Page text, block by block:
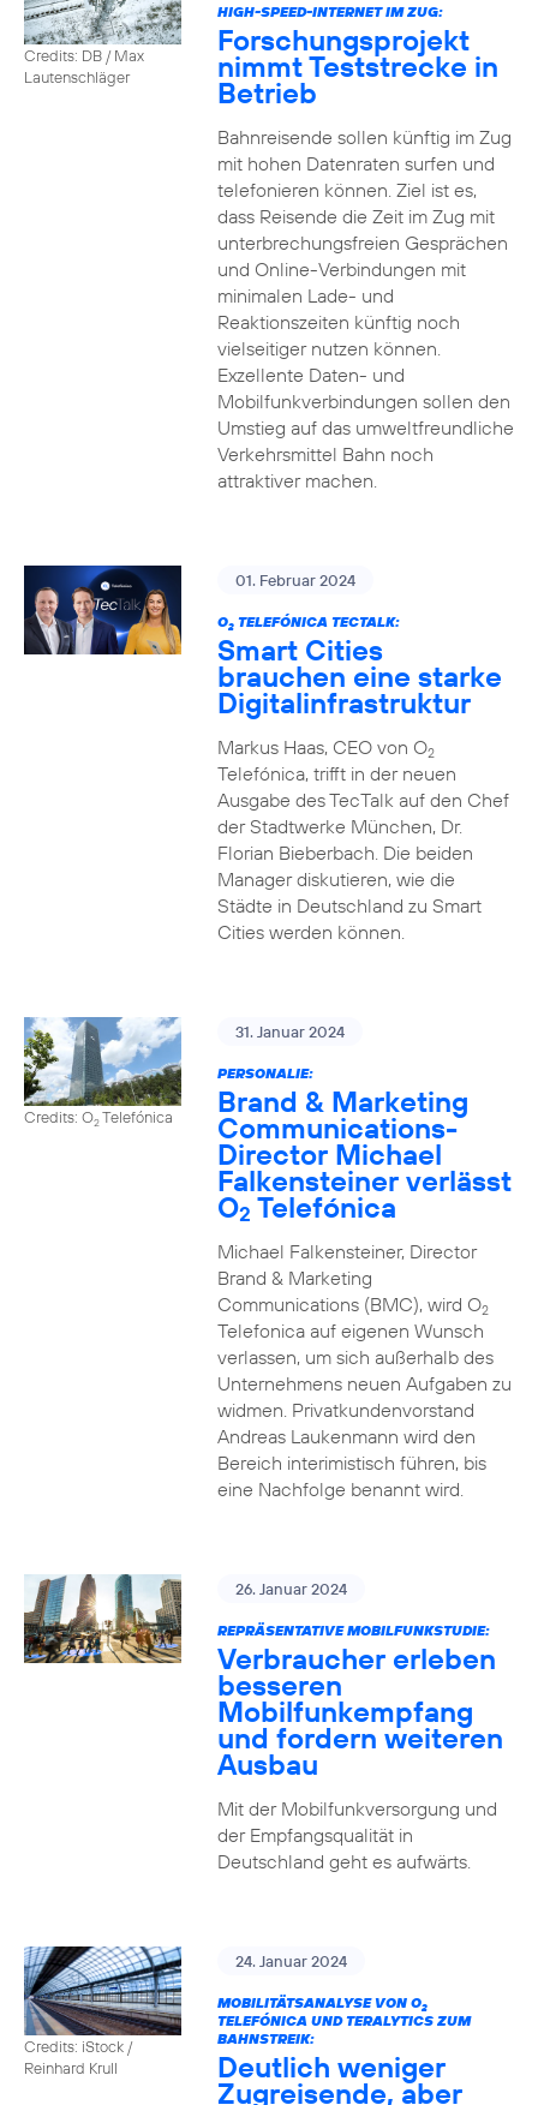
Credits: DB / Max
Lautenschläger
HIGH-SPEED-INTERNET IM ZUG:
Forschungsprojekt
nimmt Teststrecke in
Betrieb
Bahnreisende sollen künftig im Zug
mit hohen Datenraten surfen und
telefonieren können. Ziel ist es,
dass Reisende die Zeit im Zug mit
unterbrechungsfreien Gesprächen
und Online-Verbindungen mit
minimalen Lade- und
Reaktionszeiten künftig noch
vielseitiger nutzen können.
Exzellente Daten- und
Mobilfunkverbindungen sollen den
Umstieg auf das umweltfreundliche
Verkehrsmittel Bahn noch
attraktiver machen.
01. Februar 2024
O2TELEFÓNICA TECTALK:
Smart Cities
brauchen eine starke
Digitalinfrastruktur
Markus Haas, CEO von O2
Telefónica, trifft in der neuen
Ausgabe des TecTalk auf den Chef
der Stadtwerke München, Dr.
Florian Bieberbach. Die beiden
Manager diskutieren, wie die
Städte in Deutschland zu Smart
Cities werden können.
Credits: O2Telefónica
31. Januar 2024
PERSONALIE:
Brand & Marketing
Communications-
Director Michael
Falkensteiner verlässt
O2 Telefónica
Michael Falkensteiner, Director
Brand & Marketing
Communications (BMC), wird O2
Telefonica auf eigenen Wunsch
verlassen, um sich außerhalb des
Unternehmens neuen Aufgaben zu
widmen. Privatkundenvorstand
Andreas Laukenmann wird den
Bereich interimistisch führen, bis
eine Nachfolge benannt wird.
26. Januar 2024
REPRÄSENTATIVE MOBILFUNKSTUDIE:
Verbraucher erleben
besseren
Mobilfunkempfang
und fordern weiteren
Ausbau
Mit der Mobilfunkversorgung und
der Empfangsqualität in
Deutschland geht es aufwärts.
Credits: iStock /
Reinhard Krull
24. Januar 2024
MOBILITÄTSANALYSE VON O2
TELEFÓNICA UND TERALYTICS ZUM
BAHNSTREIK:
Deutlich weniger
Zugreisende, aber